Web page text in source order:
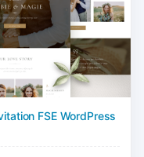
FSE WordPress